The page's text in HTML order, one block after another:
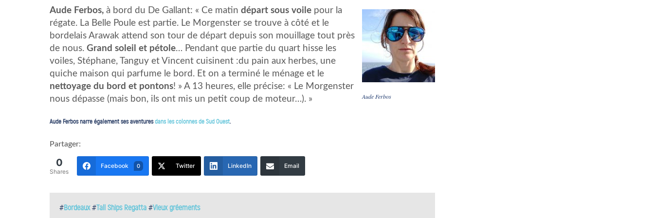
Aude Ferbos
Aude Ferbos, à bord du De Gallant: « Ce matin départ sous voile pour la
régate. La Belle Poule est partie. Le Morgenster se trouve à côté et le
bordelais Arawak attend son tour de départ depuis son mouillage tout près
de nous. Grand soleil et pétole… Pendant que partie du quart hisse les
voiles, Stéphane, Tanguy et Vincent cuisinent :du pain aux herbes, une
quiche maison qui parfume le bord. Et on a terminé le ménage et le
nettoyage du bord et pontons! » A 13 heures, elle précise: « Le Morgenster
nous dépasse (mais bon, ils ont mis un petit coup de moteur…). »
Aude Ferbos narre également ses aventuresdans les colonnes de Sud Ouest.
Partager:
0
Shares
Facebook 0 Twitter LinkedIn Email
#Bordeaux#Tall Ships Regatta #Vieux gréements